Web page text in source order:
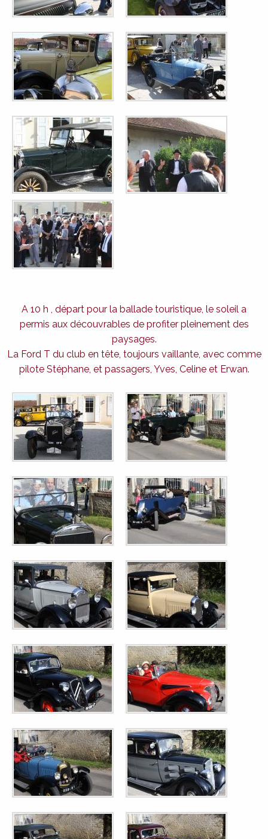
A 10 h , départ pour la ballade touristique, le soleil a
permis aux découvrables de profiter pleinement des
paysages.
La Ford T du club en tête, toujours vaillante, avec comme
pilote Stéphane, et passagers, Yves, Celine et Erwan.